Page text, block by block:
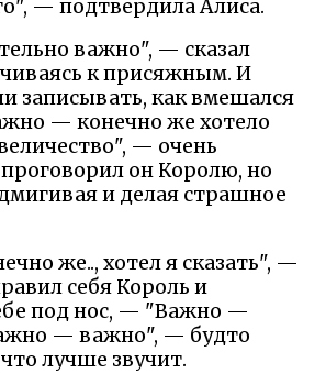
— подтвердила Алиса.
важно", — сказал
к присяжным. И
записывать, как вмешался
— конечно же хотело
— очень
он Королю, но
и делая страшное
же.., хотел я сказать", —
себя Король и
под нос, — "Важно —
— важно", — будто
лучше звучит.